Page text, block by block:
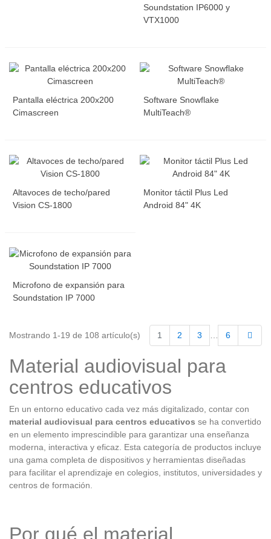
Soundstation IP6000 y
VTX1000
Pantalla eléctrica 200x200
Cimascreen
Software Snowflake
MultiTeach®
Altavoces de techo/pared
Vision CS-1800
Monitor táctil Plus Led
Android 84" 4K
Microfono de expansión para
Soundstation IP 7000
Mostrando 1-19 de 108 artículo(s) 1 2 3 6
Material audiovisual para
centros educativos
En un entorno educativo cada vez más digitalizado, contar con
material audiovisual para centros educativos se ha convertido
en un elemento imprescindible para garantizar una enseñanza
moderna, interactiva y eficaz. Esta categoría de productos incluye
una gama completa de dispositivos y herramientas diseñadas
para facilitar el aprendizaje en colegios, institutos, universidades y
centros de formación.
Por qué el material